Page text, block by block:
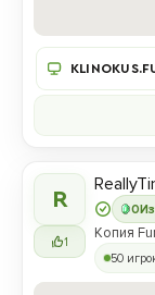
R
1
0
Копия
50